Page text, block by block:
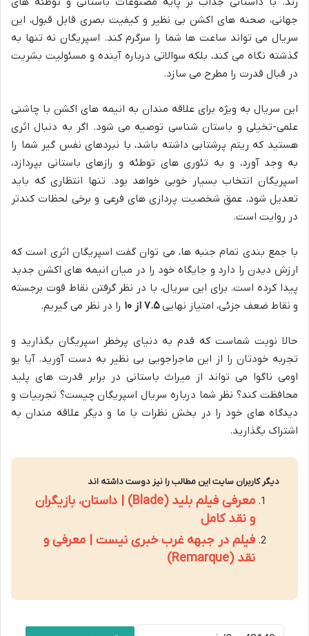
جهانی، صحنه های اکشن بی نظیر و کیفیت بصری قابل قبول، این
سریال می تواند ساعت ها شما را سرگرم کند. اسپریگان نه تنها به
گذشته نگاه می کند، بلکه سوالاتی درباره آینده و مسئولیت بشریت
در قبال قدرت را مطرح می سازد.
این سریال به ویژه برای علاقه مندان به انیمه های اکشن با چاشنی
علمی-تخیلی و باستان شناسی توصیه می شود. اگر به دنبال اثری
هستید که ریتم پرشتابی داشته باشد، با نبردهای نفس گیر شما را
به وجد آورد، و به تئوری های توطئه و رازهای باستانی بپردازد،
اسپریگان انتخاب بسیار خوبی خواهد بود. تنها انتظاری که باید
تعدیل شود، عمق شخصیت پردازی های فرعی و برخی لحظات کندتر
در روایت است.
با جمع بندی تمام جنبه ها، می توان گفت اسپریگان اثری است که
ارزش دیدن را دارد و جایگاه خود را در میان انیمه های اکشن جدید
پیدا کرده است. برای این سریال، با در نظر گرفتن نقاط قوت برجسته
و نقاط ضعف جزئی، امتیاز نهایی۷.۵ از ۱۰ را در نظر می گیریم.
حالا نوبت شماست که قدم به دنیای پرخطر اسپریگان بگذارید و
تجربه خودتان را از این ماجراجویی بی نظیر به دست آورید. آیا یو
اومی ناگوا می تواند از میراث باستانی در برابر قدرت های پلید
محافظت کند؟ نظر شما درباره سریال اسپریگان چیست؟ تجربیات و
دیدگاه های خود را در بخش نظرات با ما و دیگر علاقه مندان به
اشتراک بگذارید.
دیگر کاربران سایت این مطالب را نیز دوست داشته اند
معرفی فیلم بلید (Blade) | داستان، بازیگران
و نقد کامل
فیلم در جبهه غرب خبری نیست | معرفی و
نقد (Remarque)